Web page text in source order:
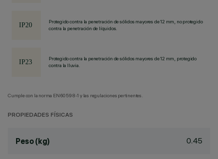
Protegido contra la penetración de sólidos mayores de 12 mm, no protegido
contra la penetración de líquidos.
Protegido contra la penetración de sólidos mayores de 12 mm, protegido
contra la lluvia.
Cumple con la norma EN60598-1 y las regulaciones pertinentes.
PROPIEDADES FÍSICAS
Peso (kg) 0.45